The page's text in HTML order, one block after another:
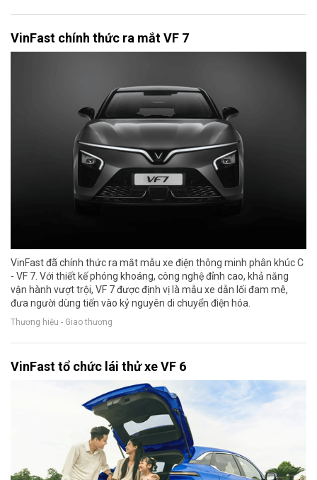
VinFast chính thức ra mắt VF 7
VinFast đã chính thức ra mắt mẫu xe điện thông minh phân khúc C
- VF 7. Với thiết kế phóng khoáng, công nghệ đỉnh cao, khả năng
vận hành vượt trội, VF 7 được định vị là mẫu xe dẫn lối đam mê,
đưa người dùng tiến vào kỷ nguyên di chuyển điện hóa.
Thương hiệu - Giao thương
VinFast tổ chức lái thử xe VF 6